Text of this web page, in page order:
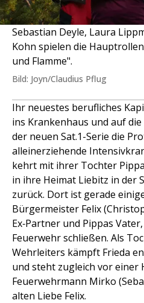
Sebastian Deyle, Laura
Kohn spielen die
und Flamme".
Bild: Joyn/Claudius Pflug
Ihr neuestes berufliches
ins Krankenhaus und auf die
der neuen Sat.1-Serie die
alleinerziehende
kehrt mit ihrer Tochter
in ihre Heimat Liebitz in der
zurück. Dort ist gerade
Bürgermeister Felix
Ex‑Partner und Pippas
Feuerwehr schließen. Als
Wehrleiters kämpft Frieda
und steht zugleich vor einer
Feuerwehrmann Mirko
alten Liebe Felix.